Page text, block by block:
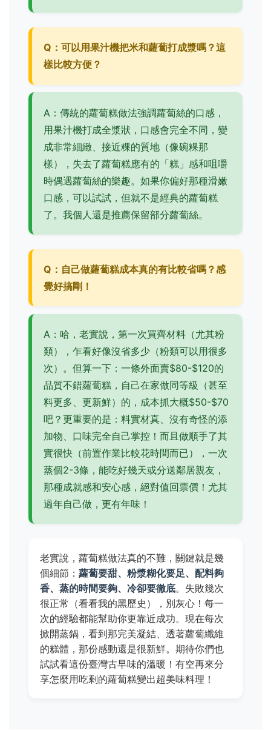
Q：可以用果汁機把米和蘿蔔打成漿嗎？這
樣比較方便？
A：傳統的蘿蔔糕做法強調蘿蔔絲的口感，
用果汁機打成全漿狀，口感會完全不同，變
成非常細緻、接近粿的質地（像碗粿那
樣），失去了蘿蔔糕應有的「糕」感和咀嚼
時偶遇蘿蔔絲的樂趣。如果你偏好那種滑嫩
口感，可以試試，但就不是經典的蘿蔔糕
了。我個人還是推薦保留部分蘿蔔絲。
Q：自己做蘿蔔糕成本真的有比較省嗎？感
覺好搞剛！
A：哈，老實說，第一次買齊材料（尤其粉
類），乍看好像沒省多少（粉類可以用很多
次）。但算一下：一條外面賣$80-$120的
品質不錯蘿蔔糕，自己在家做同等級（甚至
料更多、更新鮮）的，成本抓大概$50-$70
吧？更重要的是：料實材真、沒有奇怪的添
加物、口味完全自己掌控！而且做順手了其
實很快（前置作業比較花時間而已），一次
蒸個2-3條，能吃好幾天或分送鄰居親友，
那種成就感和安心感，絕對值回票價！尤其
過年自己做，更有年味！
老實說，蘿蔔糕做法真的不難，關鍵就是幾
個細節：蘿蔔要甜、粉漿糊化要足、配料夠
香、蒸的時間要夠、冷卻要徹底。失敗幾次
很正常（看看我的黑歷史），別灰心！每一
次的經驗都能幫助你更靠近成功。現在每次
掀開蒸鍋，看到那完美凝結、透著蘿蔔纖維
的糕體，那份感動還是很新鮮。期待你們也
試試看這份臺灣古早味的溫暖！有空再來分
享怎麼用吃剩的蘿蔔糕變出超美味料理！